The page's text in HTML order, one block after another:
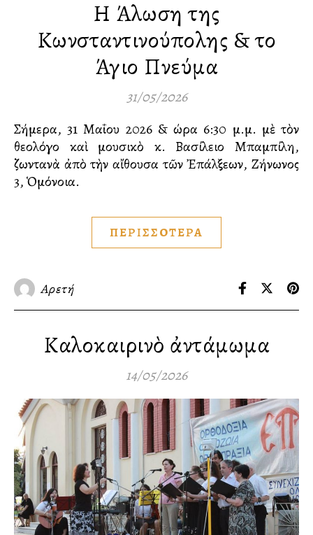
Η Άλωση της
Κωνσταντινούπολης & το
Άγιο Πνεύμα
31/05/2026
Σήμερα, 31 Μαΐου 2026 & ώρα 6:30 μ.μ. μὲ τὸν
θεολόγο καὶ μουσικὸ κ. Βασίλειο Μπαμπίλη,
ζωντανὰ ἀπὸ τὴν αἴθουσα τῶν Ἐπάλξεων, Ζήνωνος
3, Ὁμόνοια.
ΠΕΡΙΣΣΟΤΕΡΑ
Αρετή
Καλοκαιρινὸ ἀντάμωμα
14/05/2026